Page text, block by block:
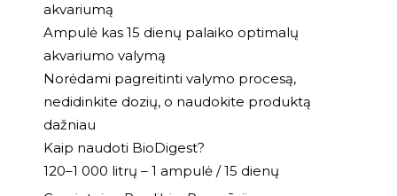
akvariumą
Ampulė kas 15 dienų palaiko optimalų
akvariumo valymą
Norėdami pagreitinti valymo procesą,
nedidinkite dozių, o naudokite produktą
dažniau
Kaip naudoti BioDigest?
120–1 000 litrų – 1 ampulė / 15 dienų